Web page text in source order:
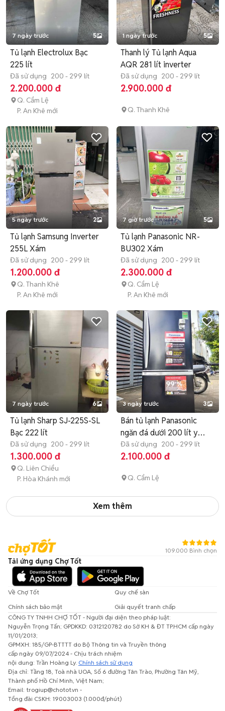
7 ngày trước 5
Tủ lạnh Electrolux Bạc
225 lít
Đã sử dụng 200 - 299 lít
2.200.000 đ
Q. Cẩm Lệ
P. An Khê mới
1 ngày trước 5
Thanh lý Tủ lạnh Aqua
AQR 281 lít inverter
Đã sử dụng 200 - 299 lít
2.900.000 đ
Q. Thanh Khê
5 ngày trước 2
Tủ lạnh Samsung Inverter
255L Xám
Đã sử dụng 200 - 299 lít
1.200.000 đ
Q. Thanh Khê
P. An Khê mới
7 giờ trước 5
Tủ lạnh Panasonic NR-
BU302 Xám
Đã sử dụng 200 - 299 lít
2.300.000 đ
Q. Cẩm Lệ
P. An Khê mới
7 ngày trước 6
Tủ lạnh Sharp SJ-225S-SL
Bạc 222 lít
Đã sử dụng 200 - 299 lít
1.300.000 đ
Q. Liên Chiểu
P. Hòa Khánh mới
3 ngày trước 3
Bán tủ lạnh Panasonic
ngăn đá dưới 200 lít y
hình
Đã sử dụng 200 - 299 lít
2.100.000 đ
Q. Cẩm Lệ
Xem thêm
109.000 Bình chọn
Tải ứng dụng Chợ Tốt
Về Chợ Tốt
Quy chế sàn
Chính sách bảo mật
Giải quyết tranh chấp
CÔNG TY TNHH CHỢ TỐT - Người đại diện theo pháp luật:
Nguyễn Trọng Tấn; GPDKKD: 0312120782 do Sở KH & ĐT TP.HCM cấp ngày
11/01/2013;
GPMXH: 185/GP-BTTTT do Bộ Thông tin và Truyền thông
cấp ngày 09/07/2024 - Chịu trách nhiệm
nội dung: Trần Hoàng Ly. Chính sách sử dụng
Địa chỉ: Tầng 18, Toà nhà UOA, Số 6 đường Tân Trào, Phường Tân Mỹ,
Thành phố Hồ Chí Minh, Việt Nam;
Email: trogiup@chotot.vn -
Tổng đài CSKH: 19003003 (1.000đ/phút)